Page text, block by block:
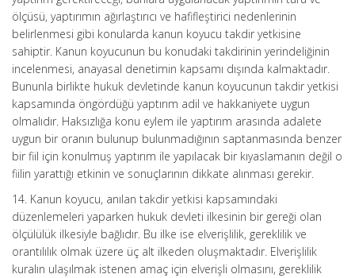
ölçüsü, yaptırımın ağırlaştırıcı ve hafifleştirici nedenlerinin
belirlenmesi gibi konularda kanun koyucu takdir yetkisine
sahiptir. Kanun koyucunun bu konudaki takdirinin yerindeliğinin
incelenmesi, anayasal denetimin kapsamı dışında kalmaktadır.
Bununla birlikte hukuk devletinde kanun koyucunun takdir yetkisi
kapsamında öngördüğü yaptırım adil ve hakkaniyete uygun
olmalıdır. Haksızlığa konu eylem ile yaptırım arasında adalete
uygun bir oranın bulunup bulunmadığının saptanmasında benzer
bir fiil için konulmuş yaptırım ile yapılacak bir kıyaslamanın değil o
fiilin yarattığı etkinin ve sonuçlarının dikkate alınması gerekir.
14. Kanun koyucu, anılan takdir yetkisi kapsamındaki
düzenlemeleri yaparken hukuk devleti ilkesinin bir gereği olan
ölçülülük ilkesiyle bağlıdır. Bu ilke ise elverişlilik, gereklilik ve
orantılılık olmak üzere üç alt ilkeden oluşmaktadır. Elverişlilik
kuralın ulaşılmak istenen amaç için elverişli olmasını, gereklilik